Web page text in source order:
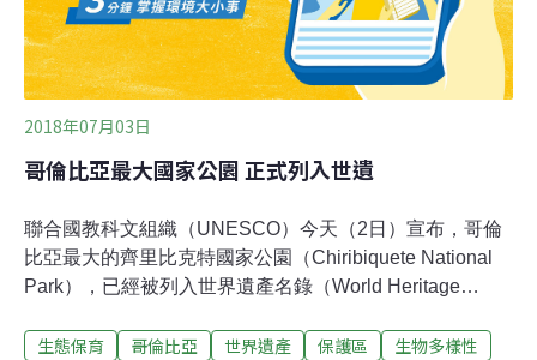
2018年07月03日
哥倫比亞最大國家公園 正式列入世遺
聯合國教科文組織（UNESCO）今天（2日）宣布，哥倫
比亞最大的齊里比克特國家公園（Chiribiquete National
Park），已經被列入世界遺產名錄（World Heritage
蓋南部瓜維爾（Guaviare）、卡奎塔（Caqueta）兩個省
生態保育 哥倫比亞 世界遺產 保護區 生物多樣性